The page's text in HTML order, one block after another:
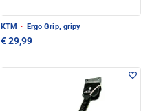
KTM · Ergo Grip, gripy
€ 29,99